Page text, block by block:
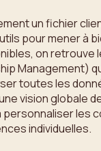
un fichier
pour mener à
on retrouve
Management)
toutes les
vision globale
les
individuelles.